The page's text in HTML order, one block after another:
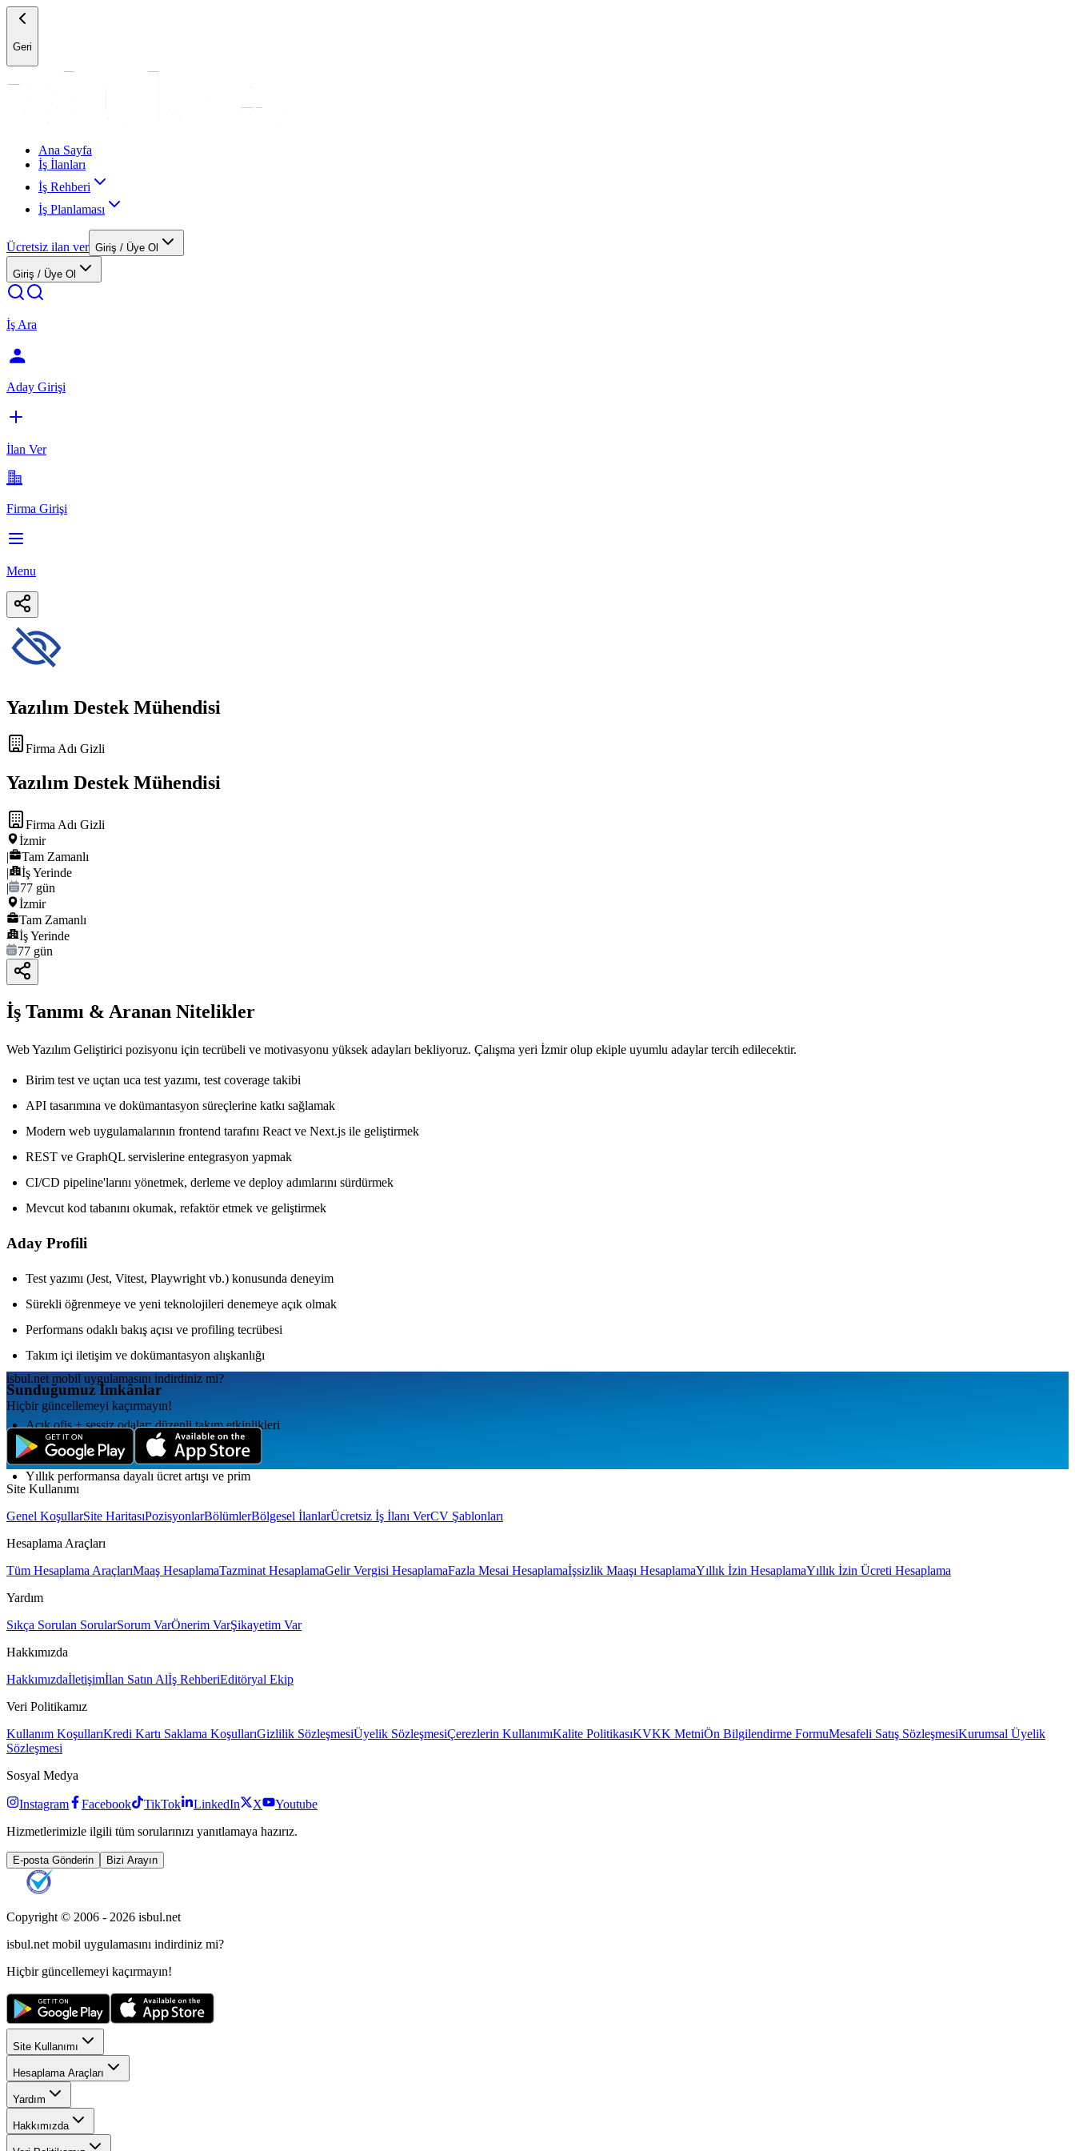
Geri
Ana Sayfa
İş İlanları
İş Rehberi
İş Planlaması
Ücretsiz ilan ver Giriş / Üye Ol
Giriş / Üye Ol
İş Ara
Aday Girişi
İlan Ver
Firma Girişi
Menu
Yazılım Destek Mühendisi
Firma Adı Gizli
Yazılım Destek Mühendisi
Firma Adı Gizli
İzmir
|
Tam Zamanlı
|
İş Yerinde
|
77 gün
İzmir
Tam Zamanlı
İş Yerinde
77 gün
İş Tanımı & Aranan Nitelikler
Web Yazılım Geliştirici pozisyonu için tecrübeli ve motivasyonu yüksek adayları bekliyoruz. Çalışma yeri İzmir olup ekiple uyumlu adaylar tercih edilecektir.
Birim test ve uçtan uca test yazımı, test coverage takibi
API tasarımına ve dokümantasyon süreçlerine katkı sağlamak
Modern web uygulamalarının frontend tarafını React ve Next.js ile geliştirmek
REST ve GraphQL servislerine entegrasyon yapmak
CI/CD pipeline'larını yönetmek, derleme ve deploy adımlarını sürdürmek
Mevcut kod tabanını okumak, refaktör etmek ve geliştirmek
Aday Profili
Test yazımı (Jest, Vitest, Playwright vb.) konusunda deneyim
Sürekli öğrenmeye ve yeni teknolojileri denemeye açık olmak
Performans odaklı bakış açısı ve profiling tecrübesi
Takım içi iletişim ve dokümantasyon alışkanlığı
Sunduğumuz İmkânlar
Açık ofis + sessiz odalar; düzenli takım etkinlikleri
Esnek mesai saatleri
Yıllık performansa dayalı ücret artışı ve prim
isbul.net mobil uygulamаsını indirdiniz mi?
Hiçbir güncellemeyi kaçırmayın!
Site Kullanımı
Genel KoşullarSite HaritasıPozisyonlarBölümlerBölgesel İlanlarÜcretsiz İş İlanı VerCV Şablonları
Hesaplama Araçları
Tüm Hesaplama AraçlarıMaaş HesaplamaTazminat HesaplamaGelir Vergisi HesaplamaFazla Mesai Hesaplamaİşsizlik Maaşı HesaplamaYıllık İzin HesaplamaYıllık İzin Ücreti Hesaplama
Yardım
Sıkça Sorulan SorularSorum VarÖnerim VarŞikayetim Var
Hakkımızda
Hakkımızdaİletişimİlan Satın Alİş RehberiEditöryal Ekip
Veri Politikamız
Kullanım KoşullarıKredi Kartı Saklama KoşullarıGizlilik SözleşmesiÜyelik SözleşmesiÇerezlerin KullanımıKalite PolitikasıKVKK MetniÖn Bilgilendirme FormuMesafeli Satış SözleşmesiKurumsal Üyelik
Sözleşmesi
Sosyal Medya
Instagram Facebook TikTok LinkedIn X
Youtube
Hizmetlerimizle ilgili tüm sorularınızı yanıtlamaya hazırız.
E-posta Gönderin Bizi Arayın
Copyright © 2006 - 2026 isbul.net
isbul.net mobil uygulamasını indirdiniz mi?
Hiçbir güncellemeyi kaçırmayın!
Site Kullanımı
Hesaplama Araçları
Yardım
Hakkımızda